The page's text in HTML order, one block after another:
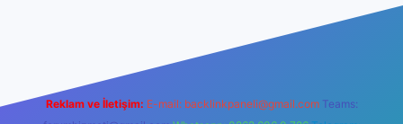
Reklam ve İletişim: E-mail: backlinkpaneli@gmail.com Teams: